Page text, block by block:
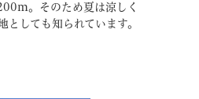
ｍ。そのため夏は涼しく
しても知られています。